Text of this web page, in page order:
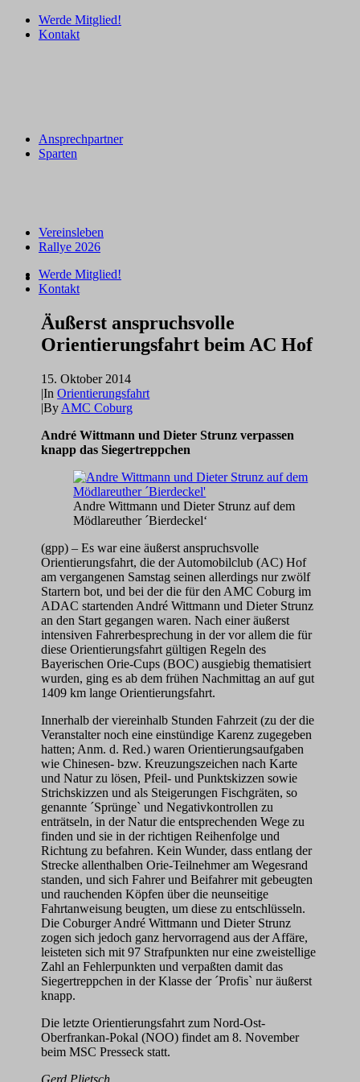
Werde Mitglied!
Kontakt
Ansprechpartner
Sparten
Vereinsleben
Rallye 2026
Werde Mitglied!
Kontakt
Äußerst anspruchsvolle
Orientierungsfahrt beim AC Hof
15. Oktober 2014
|InOrientierungsfahrt
|By AMC Coburg
André Wittmann und Dieter Strunz verpassen
knapp das Siegertreppchen
Andre Wittmann und Dieter Strunz auf dem
Mödlareuther ´Bierdeckel‘
(gpp) – Es war eine äußerst anspruchsvolle
Orientierungsfahrt, die der Automobilclub (AC) Hof
am vergangenen Samstag seinen allerdings nur zwölf
Startern bot, und bei der die für den AMC Coburg im
ADAC startenden André Wittmann und Dieter Strunz
an den Start gegangen waren. Nach einer äußerst
intensiven Fahrerbesprechung in der vor allem die für
diese Orientierungsfahrt gültigen Regeln des
Bayerischen Orie-Cups (BOC) ausgiebig thematisiert
wurden, ging es ab dem frühen Nachmittag an auf gut
1409 km lange Orientierungsfahrt.
Innerhalb der viereinhalb Stunden Fahrzeit (zu der die
Veranstalter noch eine einstündige Karenz zugegeben
hatten; Anm. d. Red.) waren Orientierungsaufgaben
wie Chinesen- bzw. Kreuzungszeichen nach Karte
und Natur zu lösen, Pfeil- und Punktskizzen sowie
Strichskizzen und als Steigerungen Fischgräten, so
genannte ´Sprünge` und Negativkontrollen zu
enträtseln, in der Natur die entsprechenden Wege zu
finden und sie in der richtigen Reihenfolge und
Richtung zu befahren. Kein Wunder, dass entlang der
Strecke allenthalben Orie-Teilnehmer am Wegesrand
standen, und sich Fahrer und Beifahrer mit gebeugten
und rauchenden Köpfen über die neunseitige
Fahrtanweisung beugten, um diese zu entschlüsseln.
Die Coburger André Wittmann und Dieter Strunz
zogen sich jedoch ganz hervorragend aus der Affäre,
leisteten sich mit 97 Strafpunkten nur eine zweistellige
Zahl an Fehlerpunkten und verpaßten damit das
Siegertreppchen in der Klasse der ´Profis` nur äußerst
knapp.
Die letzte Orientierungsfahrt zum Nord-Ost-
Oberfrankan-Pokal (NOO) findet am 8. November
beim MSC Presseck statt.
Gerd Plietsch